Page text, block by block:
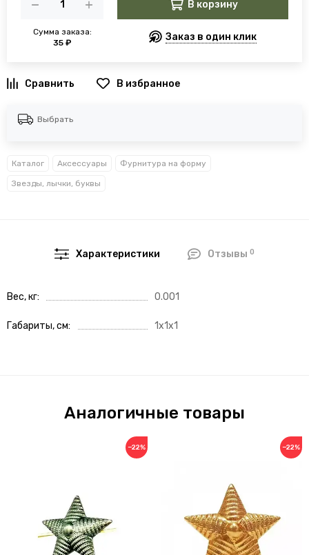
Сумма заказа:
35 ₽
В корзину
Заказ в один клик
В избранное
Выбрать
Каталог Аксессуары Фурнитура на форму
Звезды, лычки, буквы
Характеристики Отзывы 0
Вес, кг 0.001
Габариты, см 1x1x1
Аналогичные товары
−22% −22%